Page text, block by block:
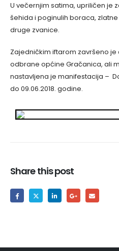
U večernjim satima, upriličen je
šehida i poginulih boraca,
druge zvanice.
Zajedničkim iftarom završeno
odbrane općine Gračanica, ali
nastavljena je manifestacija –
do 09.06.2018. godine.
Share this post